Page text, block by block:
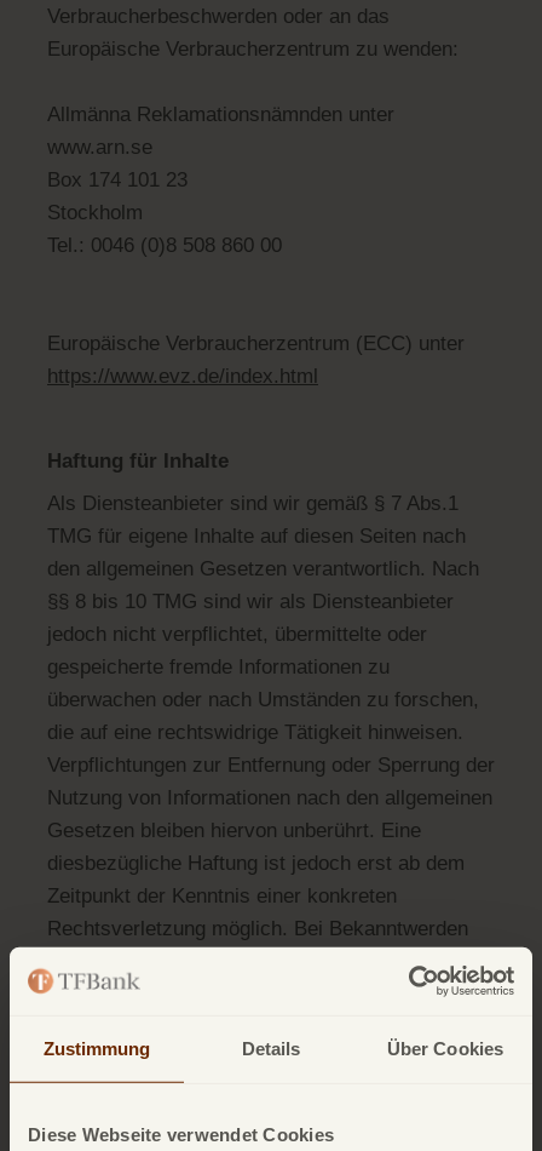
Zustimmung Details Über Cookies
Diese Webseite verwendet Cookies
Verbraucherbeschwerden oder an das
Europäische Verbraucherzentrum zu wenden:
Allmänna Reklamationsnämnden unter
www.arn.se
Box 174 101 23
Stockholm
Tel.: 0046 (0)8 508 860 00
Europäische Verbraucherzentrum (ECC) unter
https://www.evz.de/index.html
Haftung für Inhalte
Als Diensteanbieter sind wir gemäß § 7 Abs.1
TMG für eigene Inhalte auf diesen Seiten nach
den allgemeinen Gesetzen verantwortlich. Nach
§§ 8 bis 10 TMG sind wir als Diensteanbieter
jedoch nicht verpflichtet, übermittelte oder
gespeicherte fremde Informationen zu
überwachen oder nach Umständen zu forschen,
die auf eine rechtswidrige Tätigkeit hinweisen.
Verpflichtungen zur Entfernung oder Sperrung der
Nutzung von Informationen nach den allgemeinen
Gesetzen bleiben hiervon unberührt. Eine
diesbezügliche Haftung ist jedoch erst ab dem
Zeitpunkt der Kenntnis einer konkreten
Rechtsverletzung möglich. Bei Bekanntwerden
von entsprechenden Rechtsverletzungen werden
wir diese Inhalte umgehend entfernen.
Websites Dritter, auf deren Inhalte wir keinen